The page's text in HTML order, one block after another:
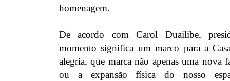
homenagem.
De acordo com Carol Duailibe,
momento significa um marco para a
alegria, que marca não apenas uma nova
ou a expansão física do nosso